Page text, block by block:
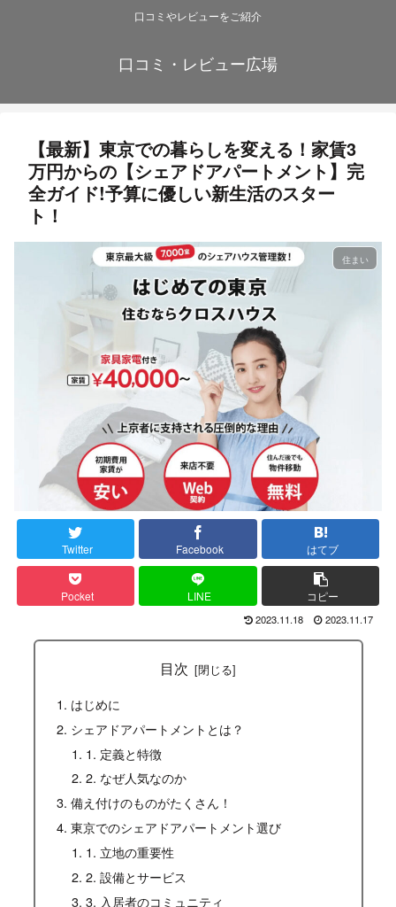
口コミやレビューをご紹介
口コミ・レビュー広場
【最新】東京での暮らしを変える！家賃3
万円からの【シェアドアパートメント】完
全ガイド!予算に優しい新生活のスター
ト！
住まい
Twitter Facebook はてブ
Pocket LINE コピー
2023.11.18 2023.11.17
目次
はじめに
シェアドアパートメントとは？
1. 定義と特徴
2. なぜ人気なのか
備え付けのものがたくさん！
東京でのシェアドアパートメント選び
1. 立地の重要性
2. 設備とサービス
3. 入居者のコミュニティ